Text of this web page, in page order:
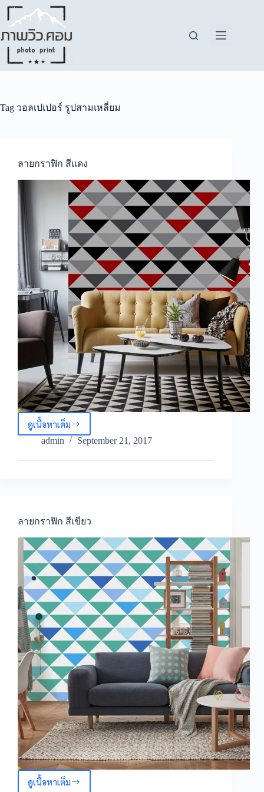
Skip
content
Tag วอลเปเปอร์ รูปสามเหลี่ยม
ลายกราฟิก สีแดง
ดูเนื้อหาเต็ม
ลาย
กราฟิก
แดง
admin September 21, 2017
ลายกราฟิก สีเขียว
ดูเนื้อหาเต็ม
ลาย